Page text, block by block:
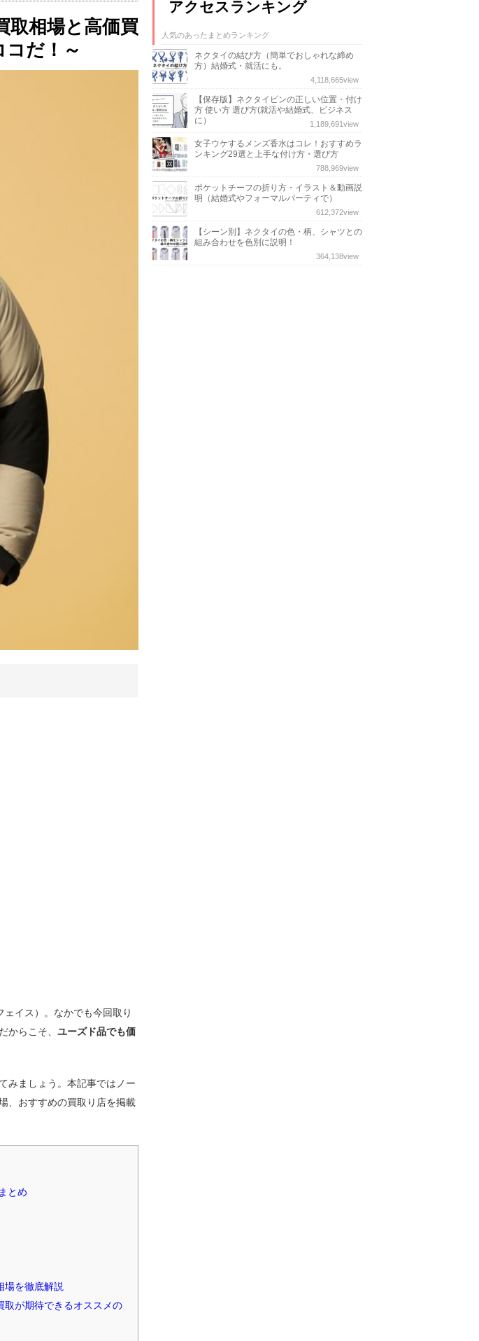
取相場と高価買
だ！～
ェイス）。なかでも今回取り
からこそ、 ユーズド品でも価
みましょう。本記事ではノー
、おすすめの買取り店を掲載
とめ
場を徹底解説
取が期待できるオススメの
アクセスランキング
人気のあったまとめランキング
ネクタイの結び方（簡単でおしゃれな締め
方）結婚式・就活にも。
4,118,665view
【保存版】ネクタイピンの正しい位置・付け
方 使い方 選び方(就活や結婚式、ビジネス
に）
1,189,691view
女子ウケするメンズ香水はコレ！おすすめラ
ンキング29選と上手な付け方・選び方
788,969view
ポケットチーフの折り方・イラスト＆動画説
明（結婚式やフォーマルパーティで）
612,372view
【シーン別】ネクタイの色・柄、シャツとの
組み合わせを色別に説明！
364,138view